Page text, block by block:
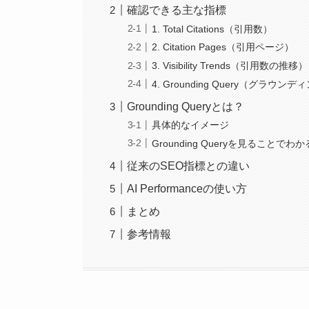
確認できる主な指標
1. Total Citations（引用数）
2. Citation Pages（引用ページ）
3. Visibility Trends（引用数の推移）
4. Grounding Query（グラウンディ
Grounding Queryとは？
具体的なイメージ
Grounding Queryを見ることでわか
従来のSEO指標との違い
AI Performanceの使い方
まとめ
参考情報